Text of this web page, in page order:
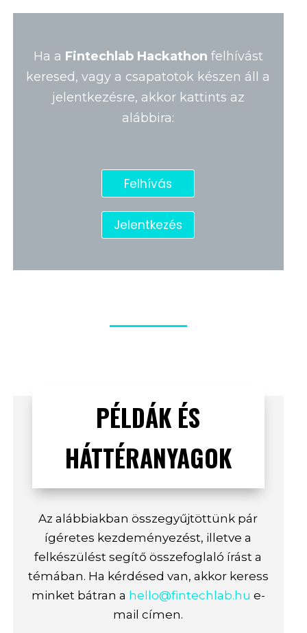
Ha a Fintechlab Hackathon felhívást
keresed, vagy a csapatotok készen áll a
jelentkezésre, akkor kattints az
alábbira:
Felhívás
Jelentkezés
PÉLDÁK ÉS
HÁTTÉRANYAGOK
Az alábbiakban összegyűjtöttünk pár
ígéretes kezdeményezést, illetve a
felkészülést segítő összefoglaló írást a
témában. Ha kérdésed van, akkor keress
minket bátran a hello@fintechlab.hu e-
mail címen.